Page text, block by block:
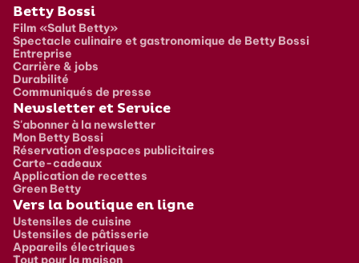
Pied de page
Betty Bossi
Film «Salut Betty»
Spectacle culinaire et gastronomique de Betty Bossi
Entreprise
Carrière & jobs
Durabilité
Communiqués de presse
Newsletter et Service
S'abonner à la newsletter
Mon Betty Bossi
Réservation d’espaces publicitaires
Carte-cadeaux
Application de recettes
Green Betty
Vers la boutique en ligne
Ustensiles de cuisine
Ustensiles de pâtisserie
Appareils électriques
Tout pour la maison